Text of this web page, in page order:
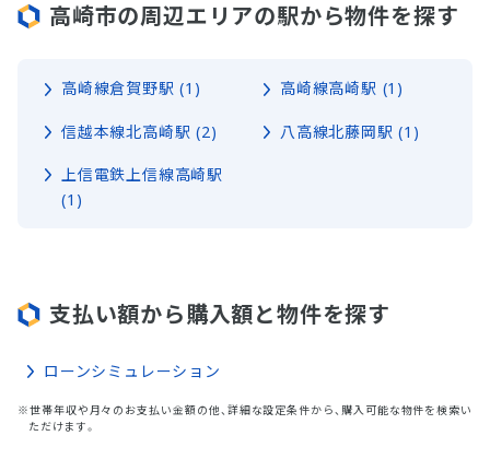
高崎市の周辺エリアの駅から物件を探す
高崎線倉賀野駅 (1) 高崎線高崎駅 (1)
信越本線北高崎駅 (2) 八高線北藤岡駅 (1)
上信電鉄上信線高崎駅
(1)
支払い額から購入額と物件を探す
ローンシミュレーション
※世帯年収や月々のお支払い金額の他、詳細な設定条件から、購入可能な物件を検索い
ただけます。